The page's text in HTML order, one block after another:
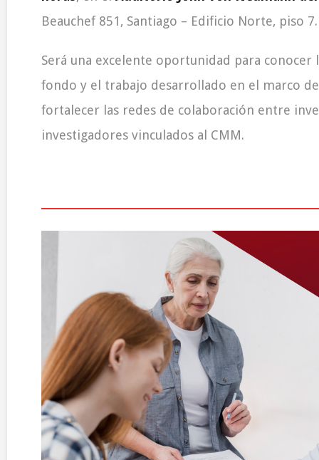
Beauchef 851, Santiago – Edificio Norte, piso 7.
Será una excelente oportunidad para conocer
fondo y el trabajo desarrollado en el marco
fortalecer las redes de colaboración entre
investigadores vinculados al CMM.